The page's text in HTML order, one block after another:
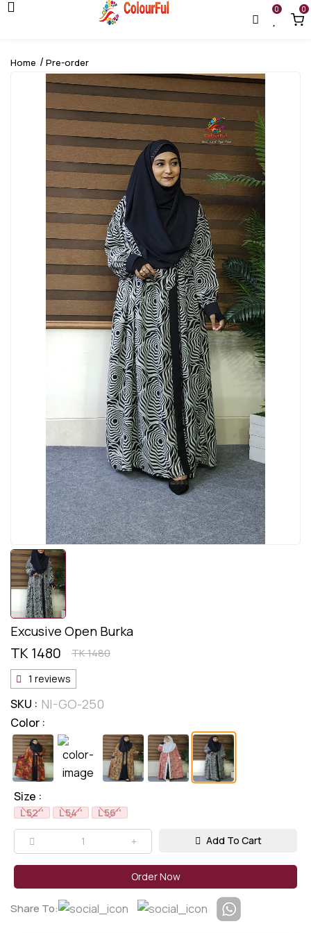
0 0
Home Pre-order
Excusive Open Burka
TK 1480 TK 1480
1 reviews
SKU : NI-GO-250
Color :
Size :
L 52'' L 54'' L 56''
Add To Cart
Order Now
Share To: